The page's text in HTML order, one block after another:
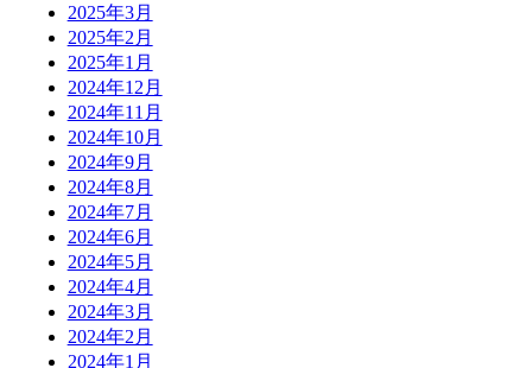
2025年3月
2025年2月
2025年1月
2024年12月
2024年11月
2024年10月
2024年9月
2024年8月
2024年7月
2024年6月
2024年5月
2024年4月
2024年3月
2024年2月
2024年1月